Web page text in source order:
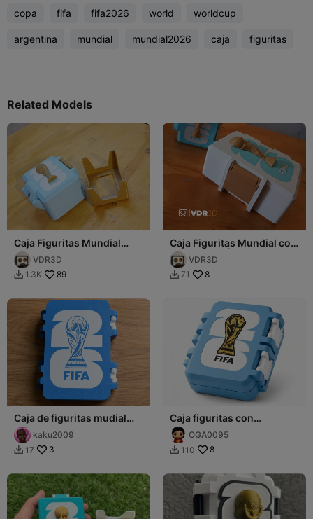
copa fifa fifa2026 world worldcup
argentina mundial mundial2026 caja figuritas
Related Models
Caja Figuritas Mundial
Chica/World CUP PANINI
stickers box
VDR3D
 1.3K 89
Caja Figuritas Mundial con
mosqueton | Panini world
cup VDR3D
 71 8
Caja de figuritas mudial
2026 Argentina
kaku2009
 17 3
Caja figuritas con
separador Logo fifa26
OGA0095
 110 8